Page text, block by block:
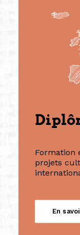
Formation
projets
En